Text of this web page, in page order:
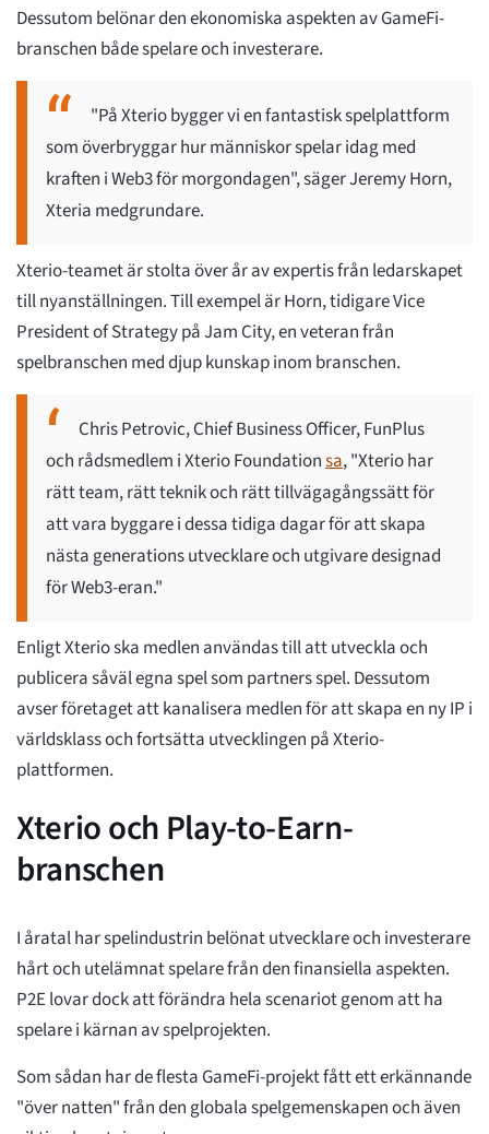
Dessutom belönar den ekonomiska aspekten av GameFi-
branschen både spelare och investerare.
"På Xterio bygger vi en fantastisk spelplattform
som överbryggar hur människor spelar idag med
kraften i Web3 för morgondagen", säger Jeremy Horn,
Xteria medgrundare.
Xterio-teamet är stolta över år av expertis från ledarskapet
till nyanställningen. Till exempel är Horn, tidigare Vice
President of Strategy på Jam City, en veteran från
spelbranschen med djup kunskap inom branschen.
Chris Petrovic, Chief Business Officer, FunPlus
och rådsmedlem i Xterio Foundationsa, "Xterio har
rätt team, rätt teknik och rätt tillvägagångssätt för
att vara byggare i dessa tidiga dagar för att skapa
nästa generations utvecklare och utgivare designad
för Web3-eran."
Enligt Xterio ska medlen användas till att utveckla och
publicera såväl egna spel som partners spel. Dessutom
avser företaget att kanalisera medlen för att skapa en ny IP i
världsklass och fortsätta utvecklingen på Xterio-
plattformen.
Xterio och Play-to-Earn-
branschen
I åratal har spelindustrin belönat utvecklare och investerare
hårt och utelämnat spelare från den finansiella aspekten.
P2E lovar dock att förändra hela scenariot genom att ha
spelare i kärnan av spelprojekten.
Som sådan har de flesta GameFi-projekt fått ett erkännande
"över natten" från den globala spelgemenskapen och även